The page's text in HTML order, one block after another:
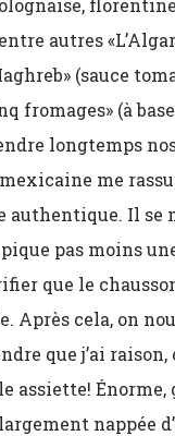
autres
(sauce
fromages» (à
longtemps
me
Il se
pique pas moins
que le
cela, on
que j’ai
assiette!
nappée